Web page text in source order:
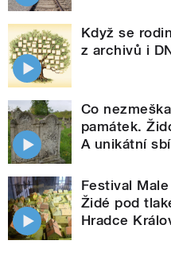
Když se
z archivů i
Co
památek.
A unikátní
Festival
Židé pod
Hradce